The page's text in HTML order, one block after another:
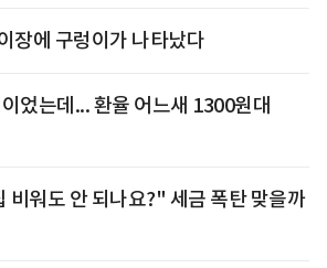
장에 구렁이가 나타났다
었는데... 환율 어느새 1300원대
비워도 안 되나요?" 세금 폭탄 맞을까